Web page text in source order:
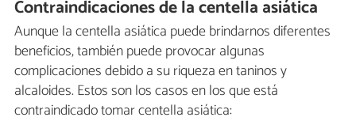
Contraindicaciones de la centella asiática
Aunque la centella asiática puede brindarnos diferentes
beneficios, también puede provocar algunas
complicaciones debido a su riqueza en taninos y
alcaloides. Estos son los casos en los que está
contraindicado tomar centella asiática: